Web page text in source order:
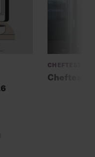
Cheftest
Cheftest: